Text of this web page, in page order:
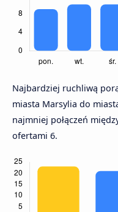
Najbardziej ruchliwą
miasta Marsylia do
najmniej połączeń
ofertami 6.